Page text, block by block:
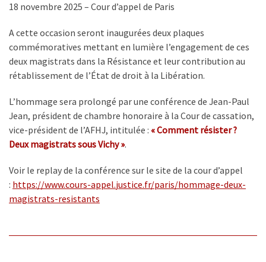
18 novembre 2025 – Cour d’appel de Paris
A cette occasion seront inaugurées deux plaques
commémoratives mettant en lumière l’engagement de ces
deux magistrats dans la Résistance et leur contribution au
rétablissement de l’État de droit à la Libération.
L’hommage sera prolongé par une conférence de Jean-Paul
Jean, président de chambre honoraire à la Cour de cassation,
vice-président de l’AFHJ, intitulée : « Comment résister ?
Deux magistrats sous Vichy ».
Voir le replay de la conférence sur le site de la cour d’appel
: https://www.cours-appel.justice.fr/paris/hommage-deux-
magistrats-resistants